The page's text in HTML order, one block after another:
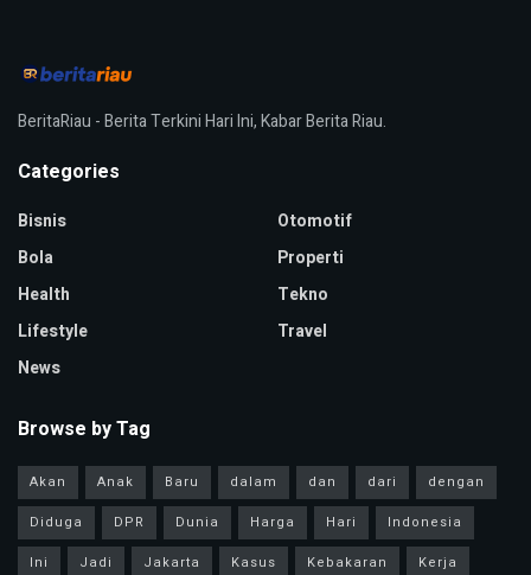
BeritaRiau - Berita Terkini Hari Ini, Kabar Berita Riau.
Categories
Bisnis
Bola
Health
Lifestyle
News
Otomotif
Properti
Tekno
Travel
Browse by Tag
Akan Anak Baru dalam dan dari
dengan
Diduga
DPR Dunia Harga Hari
Indonesia
Ini
Jadi Jakarta Kasus Kebakaran
Kerja